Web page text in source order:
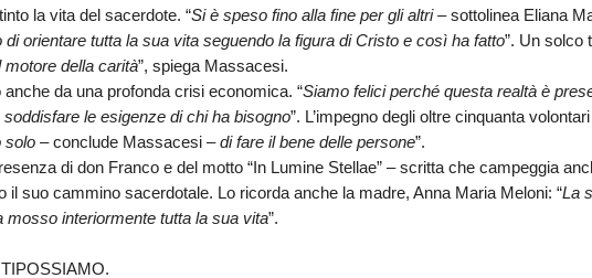
ALLA CHIESA CATTOLICA
la vita del sacerdote. “Si è speso fino alla fine per gli altri– sottolinea Eliana
orientare tutta la sua vita seguendo la figura di Cristo e così ha fatto”. Un solco
motore della carità”, spiega Massacesi.
da una profonda crisi economica. “Siamo felici perché questa realtà è
le esigenze di chi ha bisogno”. L’impegno degli oltre cinquanta
solo – conclude Massacesi –di fare il bene delle persone”.
di don Franco e del motto “In Lumine Stellae” – scritta che campeggia
il suo cammino sacerdotale. Lo ricorda anche la madre,Anna Maria Meloni: “La
mosso interiormente tutta la sua vita”.
.